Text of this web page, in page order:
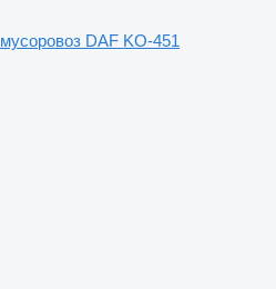
мусоровоз DAF KO-451